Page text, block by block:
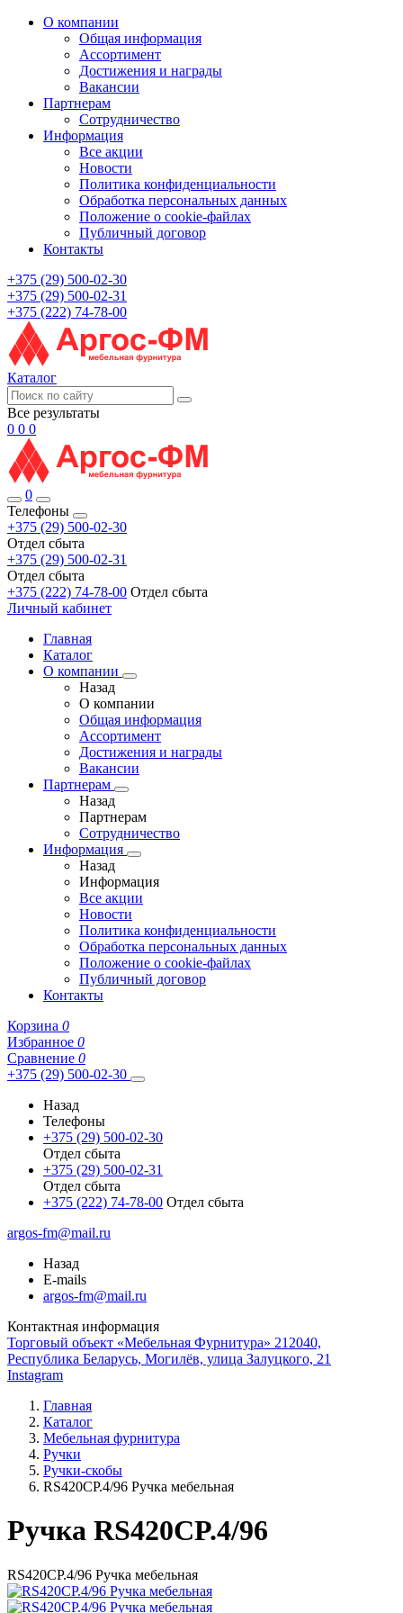
О компании
Общая информация
Ассортимент
Достижения и награды
Вакансии
Партнерам
Сотрудничество
Информация
Все акции
Новости
Политика конфиденциальности
Обработка персональных данных
Положение о cookie-файлах
Публичный договор
Контакты
+375 (29) 500-02-30
+375 (29) 500-02-31
+375 (222) 74-78-00
Каталог
Все результаты
0 0 0
0
Телефоны
+375 (29) 500-02-30
Отдел сбыта
+375 (29) 500-02-31
Отдел сбыта
+375 (222) 74-78-00 Отдел сбыта
Личный кабинет
Главная
Каталог
О компании
Назад
О компании
Общая информация
Ассортимент
Достижения и награды
Вакансии
Партнерам
Назад
Партнерам
Сотрудничество
Информация
Назад
Информация
Все акции
Новости
Политика конфиденциальности
Обработка персональных данных
Положение о cookie-файлах
Публичный договор
Контакты
Корзина 0
Избранное 0
Сравнение 0
+375 (29) 500-02-30
Назад
Телефоны
+375 (29) 500-02-30
Отдел сбыта
+375 (29) 500-02-31
Отдел сбыта
+375 (222) 74-78-00 Отдел сбыта
argos-fm@mail.ru
Назад
E-mails
argos-fm@mail.ru
Контактная информация
Торговый объект «Мебельная Фурнитура» 212040,
Республика Беларусь, Могилёв, улица Залуцкого, 21
Instagram
Главная
Каталог
Мебельная фурнитура
Ручки
Ручки-скобы
RS420CP.4/96 Ручка мебельная
Ручка RS420CP.4/96
RS420CP.4/96 Ручка мебельная